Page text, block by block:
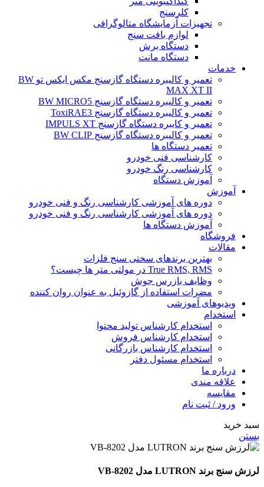
کلرسنج
تجهیزات آزمایشگاه متالوگرافی
لوازم بافت سنج
دستگاه برش
دستگاه مانت
خدمات
تعمیر و کالیبره دستگاه گازسنج مکس ایکس تو BW
MAX XT II
تعمیر و کالیبره دستگاه گازسنج BW MICRO5
تعمیر و کالیبره دستگاه گازسنج ToxiRAE3
تعمیر و کایبره دستگاه گازسنج IMPULS XT
تعمیر و کالیبره دستگاه گازسنج BW CLIP
تعمیر دستگاه ها
کارشناسی فنی خودرو
کارشناسی رنگ خودرو
آموزش دستگاه
آموزش
دوره های آموزشی کارشناسی رنگ و فنی خودرو
دوره های آموزشی کارشناسی رنگ و فنی خودرو
آموزش دستگاه ها
فروشگاه
مقالات
بهترین برندهای سختی سنج فلزات
True RMS, RMS در مولتی متر ها چیست؟
وظایف بازرس جوش
مضرات استفاده از گازوئیل به عنوان روان کننده
ویدیوهای آموزشی
استخدام
استخدام کارشناس تولید محتوا
استخدام کارشناس فروش
استخدام کارشناس بازرگانی
استخدام مسئول دفتر
درباره ما
علاقه مندی
مقایسه
ورود / ثبت نام
سبد خرید
بستن
لرزش سنج برند LUTRON مدل VB-8202